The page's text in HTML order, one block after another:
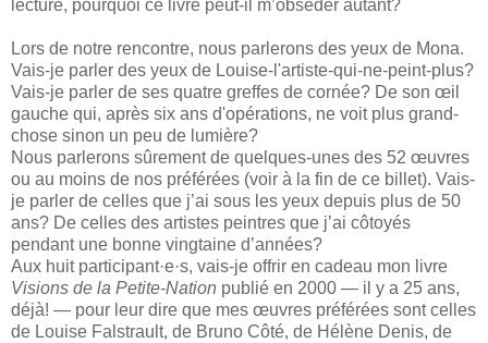
lecture, pourquoi ce livre peut-il m’obséder autant?
Lors de notre rencontre, nous parlerons des yeux de Mona.
Vais-je parler des yeux de Louise-l'artiste-qui-ne-peint-plus?
Vais-je parler de ses quatre greffes de cornée? De son œil
gauche qui, après six ans d'opérations, ne voit plus grand-
chose sinon un peu de lumière?
Nous parlerons sûrement de quelques-unes des 52 œuvres
ou au moins de nos préférées (voir à la fin de ce billet). Vais-
je parler de celles que j’ai sous les yeux depuis plus de 50
ans? De celles des artistes peintres que j’ai côtoyés
pendant une bonne vingtaine d’années?
Aux huit participant·e·s, vais-je offrir en cadeau mon livre
Visions de la Petite-Nation publié en 2000 — il y a 25 ans,
déjà! — pour leur dire que mes œuvres préférées sont celles
de Louise Falstrault, de Bruno Côté, de Hélène Denis, de